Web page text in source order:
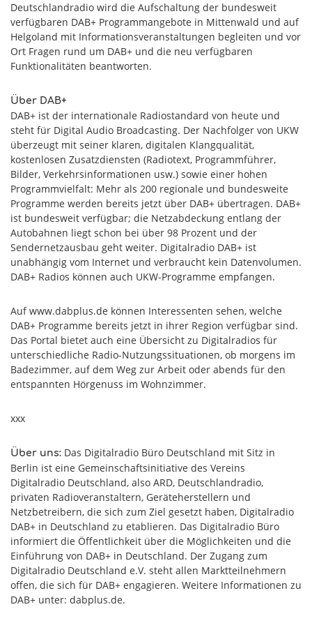
Deutschlandradio wird die Aufschaltung der bundesweit
verfügbaren DAB+ Programmangebote in Mittenwald und auf
Helgoland mit Informationsveranstaltungen begleiten und vor
Ort Fragen rund um DAB+ und die neu verfügbaren
Funktionalitäten beantworten.
Über DAB+
DAB+ ist der internationale Radiostandard von heute und
steht für Digital Audio Broadcasting. Der Nachfolger von UKW
überzeugt mit seiner klaren, digitalen Klangqualität,
kostenlosen Zusatzdiensten (Radiotext, Programmführer,
Bilder, Verkehrsinformationen usw.) sowie einer hohen
Programmvielfalt: Mehr als 200 regionale und bundesweite
Programme werden bereits jetzt über DAB+ übertragen. DAB+
ist bundesweit verfügbar; die Netzabdeckung entlang der
Autobahnen liegt schon bei über 98 Prozent und der
Sendernetzausbau geht weiter. Digitalradio DAB+ ist
unabhängig vom Internet und verbraucht kein Datenvolumen.
DAB+ Radios können auch UKW-Programme empfangen.
Auf www.dabplus.de können Interessenten sehen, welche
DAB+ Programme bereits jetzt in ihrer Region verfügbar sind.
Das Portal bietet auch eine Übersicht zu Digitalradios für
unterschiedliche Radio-Nutzungssituationen, ob morgens im
Badezimmer, auf dem Weg zur Arbeit oder abends für den
entspannten Hörgenuss im Wohnzimmer.
xxx
Über uns: Das Digitalradio Büro Deutschland mit Sitz in
Berlin ist eine Gemeinschaftsinitiative des Vereins
Digitalradio Deutschland, also ARD, Deutschlandradio,
privaten Radioveranstaltern, Geräteherstellern und
Netzbetreibern, die sich zum Ziel gesetzt haben, Digitalradio
DAB+ in Deutschland zu etablieren. Das Digitalradio Büro
informiert die Öffentlichkeit über die Möglichkeiten und die
Einführung von DAB+ in Deutschland. Der Zugang zum
Digitalradio Deutschland e.V. steht allen Marktteilnehmern
offen, die sich für DAB+ engagieren. Weitere Informationen zu
DAB+ unter: dabplus.de.